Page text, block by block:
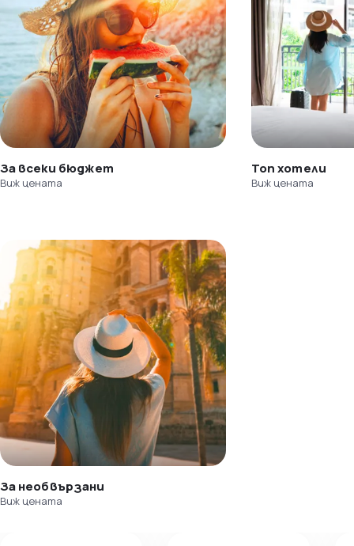
За всеки бюджет
Виж цената
Топ хотели
Виж цената
За необвързани
Виж цената